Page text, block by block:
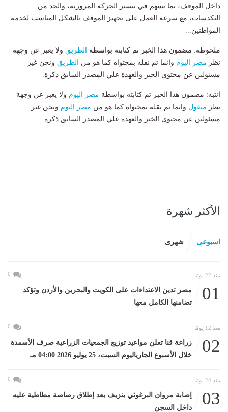
داخل الموقف، بما يسهم في تيسير الحركة المرورية، والحد من
التكدسات، مع سرعة العمل على تجهيز الموقف بالشكل المناسب لخدمة
المواطنين...
ملحوظة: مضمون هذا الخبر تم كتابته بواسطة الطريق ولا يعبر عن وجهة
نظر مصر اليوم وانما تم نقله بمحتواه كما هو من الطريق ونحن غير
مسئولين عن محتوى الخبر والعهدة علي المصدر السابق ذكرة.
انتبه: مضمون هذا الخبر تم كتابته بواسطة مصر اليوم ولا يعبر عن وجهة
نظر منقول وانما تم نقله بمحتواه كما هو من مصر اليوم ونحن غير
مسئولين عن محتوى الخبر والعهدة علي المصدر السابق ذكرة.
الأكثر شهرة
اسبوعى شهرى
منذ 22 يومًا 0
01
مصر تدين الاعتداءات على الكويت والبحرين والأردن وتؤكد
تضامنها الكامل معها
منذ 12 يومًا 0
02
زراعة قنا تعلن مواعيد توزيع الجمعيات الزراعية صرف الأسمدة
خلال الأسبوع الجارياليوم السبت، 25 يوليو 2026 04:00 مـ
منذ 24 يومًا 0
03
إصابة مروان البرغوثي بنزيف بعد إطلاق رصاصة مطاطية عليه
داخل السجن